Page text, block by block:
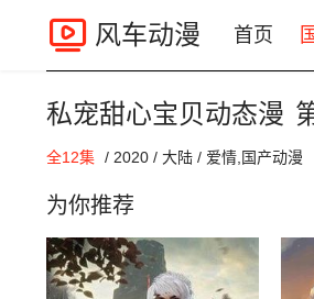
风车动漫 首页
00:00 / 00:00
私宠甜心宝贝动态漫
全12集 / 2020 / 大陆 / 爱情,国产动漫
为你推荐